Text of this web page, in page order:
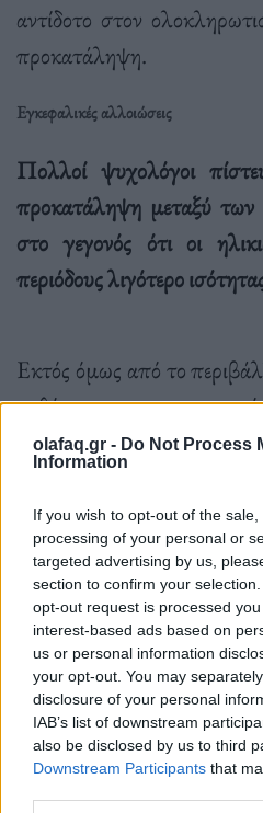
olafaq.gr - Do Not Process
Information
If you wish to opt-out of the
processing of your personal or
targeted advertising by us,
section to confirm your
opt-out request is processed
interest-based ads based on
us or personal information
your opt-out. You may
disclosure of your personal
IAB’s list of downstream
also be disclosed by us to third
Downstream Participants that
αντίδοτο στον
προκατάληψη.
Εγκεφαλικές αλλοιώσεις
Πολλοί ψυχολόγοι
προκατάληψη μεταξύ των
στο γεγονός ότι οι
περιόδους λιγότερο
Εκτός όμως από το
καθόρισαν την
του χρόνου επιφέρει
εγκέφαλο που
μεγαλύτερη
ηλικιωμένων.
Οιμετωπιαίοι λοβοίείναι
εγκεφάλου που
στην παιδική και
τμήμα του εγκεφάλου που
Η ατροφία των